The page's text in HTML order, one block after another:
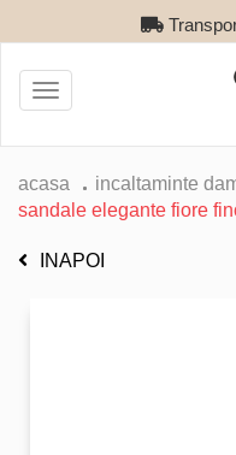
Toggle
navigation
acasa incaltaminte
sandale elegante fiore
INAPOI